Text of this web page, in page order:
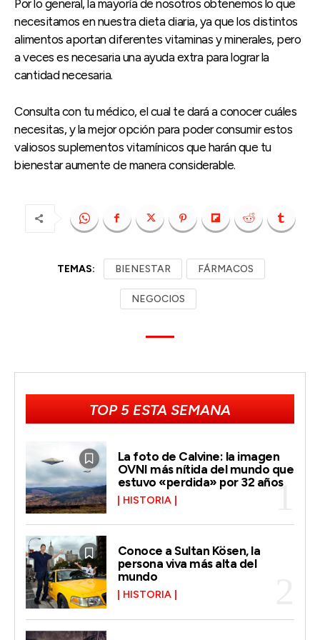
Por lo general, la mayoría de nosotros obtenemos lo que
necesitamos en nuestra dieta diaria, ya que los distintos
alimentos aportan diferentes vitaminas y minerales, pero
a veces es necesaria una ayuda extra para lograr la
cantidad necesaria.
Consulta con tu médico, el cual te dará a conocer cuáles
necesitas, y la mejor opción para poder consumir estos
valiosos suplementos vitamínicos que harán que tu
bienestar aumente de manera considerable.
TEMAS: BIENESTAR FÁRMACOS
NEGOCIOS
TOP 5 ESTA SEMANA
La foto de Calvine: la imagen
OVNI más nítida del mundo que
estuvo «perdida» por 32 años
HISTORIA
Conoce a Sultan Kösen, la
persona viva más alta del
mundo
HISTORIA